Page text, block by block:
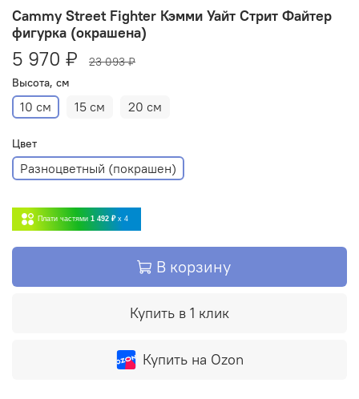
Cammy Street Fighter Кэмми Уайт Стрит Файтер
фигурка (окрашена)
5 970 ₽
23 093 ₽
Высота, см
10 см 15 см 20 см
Цвет
Разноцветный (покрашен)
Плати частями 1 492 ₽ x 4
В корзину
Купить в 1 клик
Купить на Ozon